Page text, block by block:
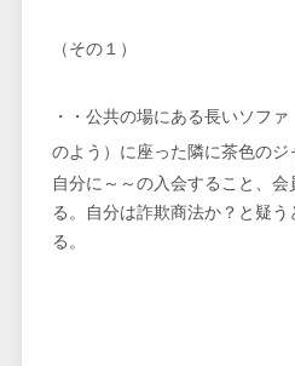
（その１）
・・公共の場にある長いソフ
のよう）に座った隣に茶色のジ
自分に～～の入会すること、会
る。自分は詐欺商法か？と疑
る。